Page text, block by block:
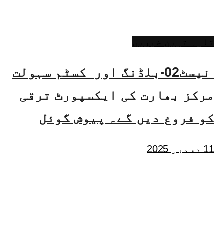
نیسٹ02-بلڈنگ اور کسٹم سہولت
مرکز بھارت کی ایکسپورٹ ترقی
کو فروغ دیں گے۔ پیوش گوئل
11 دسمبر 2025